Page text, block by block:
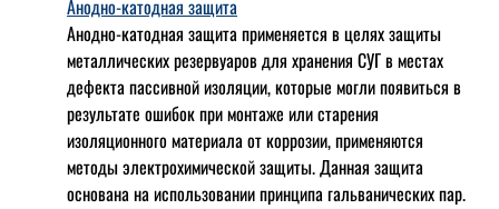
Анодно-катодная защита
Анодно-катодная защита применяется в целях защиты
металлических резервуаров для хранения СУГ в местах
дефекта пассивной изоляции, которые могли появиться в
результате ошибок при монтаже или старения
изоляционного материала от коррозии, применяются
методы электрохимической защиты. Данная защита
основана на использовании принципа гальванических пар.